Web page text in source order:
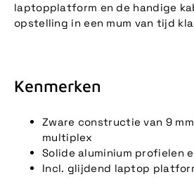
laptopplatform en de handige
opstelling in een mum van tijd
Kenmerken
Zware constructie van 9
multiplex
Solide aluminium profielen
Incl. glijdend laptop